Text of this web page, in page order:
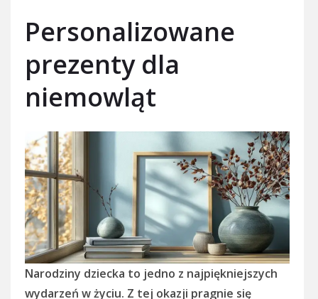
Personalizowane
prezenty dla
niemowląt
Narodziny dziecka to jedno z najpiękniejszych
wydarzeń w życiu. Z tej okazji pragnie się